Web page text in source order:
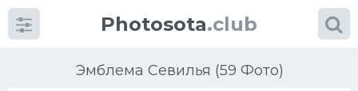
Photosota.club
Эмблема Севилья (59 Фото)